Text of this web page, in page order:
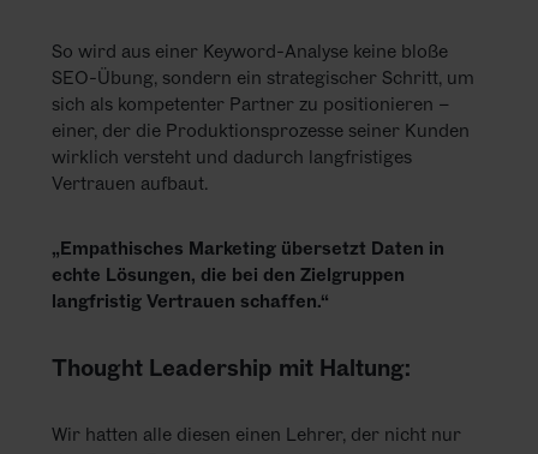
So wird aus einer Keyword-Analyse keine bloße
SEO-Übung, sondern ein strategischer Schritt, um
sich als kompetenter Partner zu positionieren –
einer, der die Produktionsprozesse seiner Kunden
wirklich versteht und dadurch langfristiges
Vertrauen aufbaut.
„Empathisches Marketing übersetzt Daten in
echte Lösungen, die bei den Zielgruppen
langfristig Vertrauen schaffen.“
Thought Leadership mit Haltung:
Wir hatten alle diesen einen Lehrer, der nicht nur